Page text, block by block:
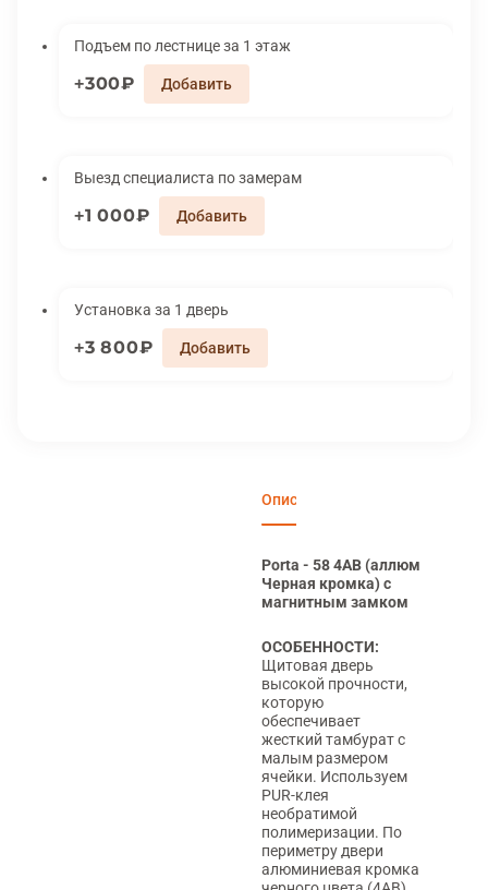
Подъем по лестнице за 1 этаж
300₽
Выезд специалиста по замерам
1 000₽
Установка за 1 дверь
3 800₽
Описание
Porta - 58 4AB (аллюм
Черная кромка) с
магнитным замком
ОСОБЕННОСТИ:
Щитовая дверь
высокой прочности,
которую
обеспечивает
жесткий тамбурат с
малым размером
ячейки. Используем
PUR-клея
необратимой
полимеризации. По
периметру двери
алюминиевая кромка